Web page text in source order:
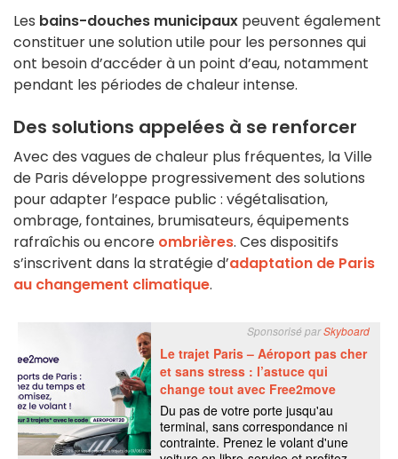
Les bains-douches municipaux peuvent également
constituer une solution utile pour les personnes qui
ont besoin d’accéder à un point d’eau, notamment
pendant les périodes de chaleur intense.
Des solutions appelées à se renforcer
Avec des vagues de chaleur plus fréquentes, la Ville
de Paris développe progressivement des solutions
pour adapter l’espace public : végétalisation,
ombrage, fontaines, brumisateurs, équipements
rafraîchis ou encore ombrières. Ces dispositifs
s’inscrivent dans la stratégie d’adaptation de Paris
au changement climatique.